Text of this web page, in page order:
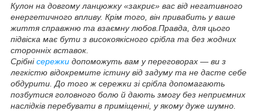
Кулон на довгому ланцюжку «закриє» вас від негативного
енергетичного впливу. Крім того, він привабить у ваше
життя справжню та взаємну любов.Правда, для цього
підвіска має бути з високоякісного срібла та без жодних
сторонніх вставок.
Срібнісережки допоможуть вам у переговорах — ви з
легкістю відокремите істину від задуму та не дасте себе
обдурити. До того ж сережки зі срібла допомагають
позбутися головного болю й дають змогу без неприємних
наслідків перебувати в приміщенні, у якому дуже шумно.